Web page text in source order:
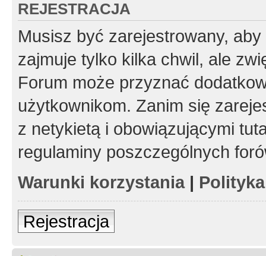
REJESTRACJA
Musisz być zarejestrowany,
zajmuje tylko kilka chwil, ale
Forum może przyznać
użytkownikom. Zanim się
z netykietą i obowiązującymi
regulaminy poszczególnych
Warunki korzystania|
Rejestracja